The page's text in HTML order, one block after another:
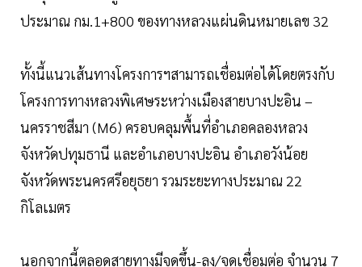
ประมาณ กม.1+800 ของทางหลวงแผ่นดินหมายเลข 32
ทั้งนี้แนวเส้นทางโครงการฯสามารถเชื่อมต่อได้โดยตรงกับ
โครงการทางหลวงพิเศษระหว่างเมืองสายบางปะอิน –
นครราชสีมา (M6) ครอบคลุมพื้นที่อำเภอคลองหลวง
จังหวัดปทุมธานี และอำเภอบางปะอิน อำเภอวังน้อย
จังหวัดพระนครศรีอยุธยา รวมระยะทางประมาณ 22
กิโลเมตร
นอกจากนี้ตลอดสายทางมีจุดขึ้น-ลง/จุดเชื่อมต่อ จำนวน 7